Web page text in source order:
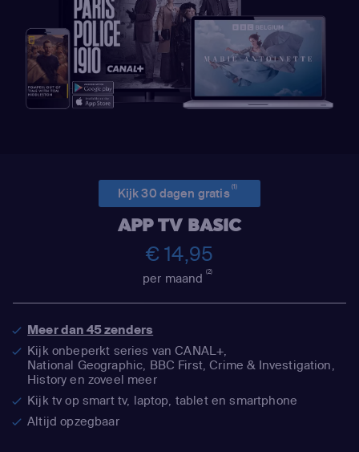
Kijk 30 dagen gratis(1)
APP TV BASIC
€ 14,95
per maand(2)
Meer dan 45 zenders
Kijk onbeperkt series van CANAL+,
National Geographic, BBC First, Crime & Investigation,
History en zoveel meer
Kijk tv op smart tv, laptop, tablet en smartphone
Altijd opzegbaar